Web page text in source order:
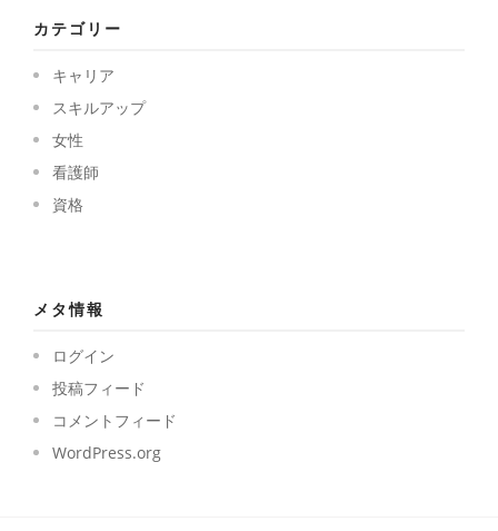
カテゴリー
キャリア
スキルアップ
女性
看護師
資格
メタ情報
ログイン
投稿フィード
コメントフィード
WordPress.org